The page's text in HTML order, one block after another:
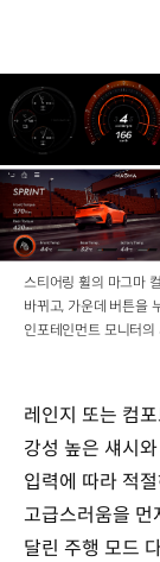
스티어링 휠의 마그마
바뀌고, 가운데 버튼을
인포테인먼트 모니터
레인지 또는 컴
강성 높은 섀시
입력에 따라 적
고급스러움을 먼
달린 주행 모드